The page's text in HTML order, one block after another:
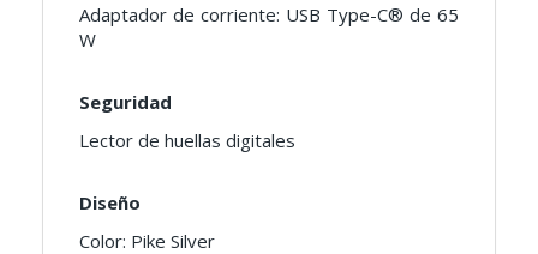
Adaptador de corriente: USB Type-C® de 65
W
Seguridad
Lector de huellas digitales
Diseño
Color: Pike Silver